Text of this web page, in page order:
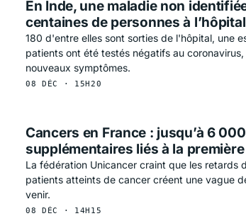
En Inde, une maladie non
centaines de personnes à l’hôpital
180 d'entre elles sont sorties de l'hôpital, une
patients ont été testés négatifs au
nouveaux symptômes.
08 DÉC · 15H20
Cancers en France : jusqu’à 6
supplémentaires liés à la
La fédération Unicancer craint que les retards
patients atteints de cancer créent une vague
venir.
08 DÉC · 14H15